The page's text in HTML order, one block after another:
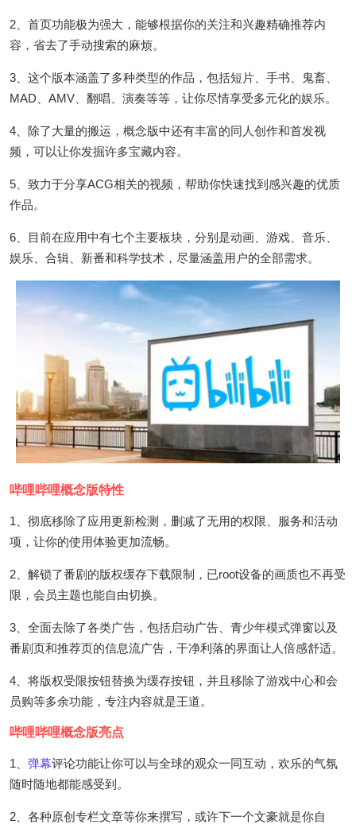
2、首页功能极为强大，能够根据你的关注和兴趣精确推荐内
容，省去了手动搜索的麻烦。
3、这个版本涵盖了多种类型的作品，包括短片、手书、鬼畜、
MAD、AMV、翻唱、演奏等等，让你尽情享受多元化的娱乐。
4、除了大量的搬运，概念版中还有丰富的同人创作和首发视
频，可以让你发掘许多宝藏内容。
5、致力于分享ACG相关的视频，帮助你快速找到感兴趣的优质
作品。
6、目前在应用中有七个主要板块，分别是动画、游戏、音乐、
娱乐、合辑、新番和科学技术，尽量涵盖用户的全部需求。
哔哩哔哩概念版特性
1、彻底移除了应用更新检测，删减了无用的权限、服务和活动
项，让你的使用体验更加流畅。
2、解锁了番剧的版权缓存下载限制，已root设备的画质也不再受
限，会员主题也能自由切换。
3、全面去除了各类广告，包括启动广告、青少年模式弹窗以及
番剧页和推荐页的信息流广告，干净利落的界面让人倍感舒适。
4、将版权受限按钮替换为缓存按钮，并且移除了游戏中心和会
员购等多余功能，专注内容就是王道。
哔哩哔哩概念版亮点
1、 弹幕评论功能让你可以与全球的观众一同互动，欢乐的气氛
随时随地都能感受到。
2、各种原创专栏文章等你来撰写，或许下一个文豪就是你自